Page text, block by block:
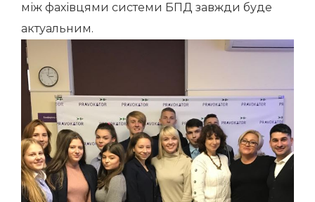
між фахівцями системи БПД завжди буде
актуальним.